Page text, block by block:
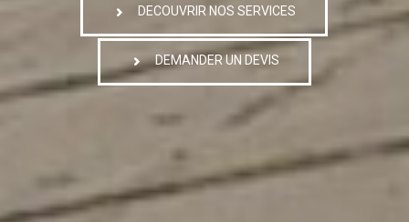
DECOUVRIR NOS SERVICES
DEMANDER UN DEVIS